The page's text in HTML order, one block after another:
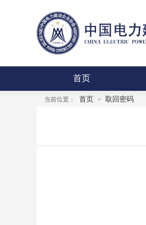
首页
当前位置： 首页 > 取回密码